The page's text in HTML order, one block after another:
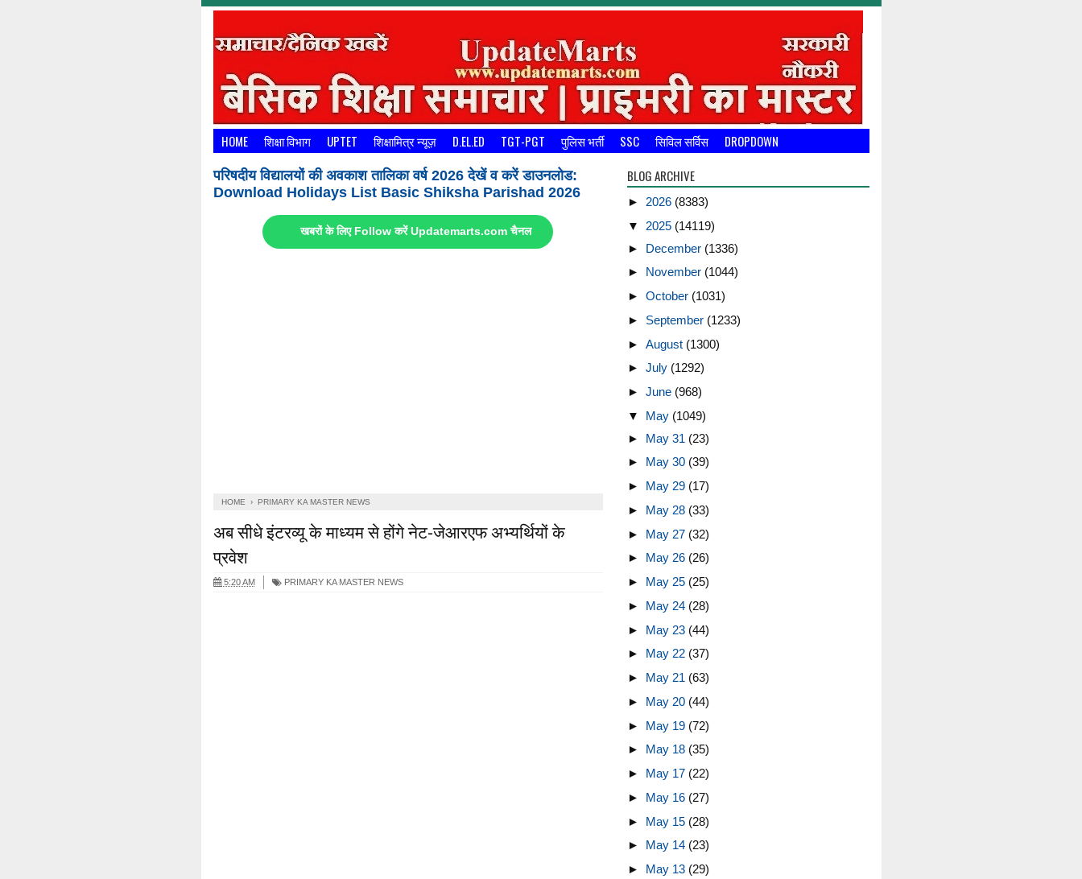
HOME शिक्षा विभाग UPTET शिक्षामित्र न्यूज़ D.EL.ED TGT-PGT पुलिस भर्ती SSC सिविल सर्विस DROPDOWN
परिषदीय विद्यालयों की अवकाश तालिका वर्ष 2026 देखें व करें डाउनलोड:
Download Holidays List Basic Shiksha Parishad 2026
खबरों के लिए Follow करें Updatemarts.com चैनल
HOME › PRIMARY KA MASTER NEWS
अब सीधे इंटरव्यू के माध्यम से होंगे नेट-जेआरएफ अभ्यर्थियों के
प्रवेश
5:20 AM PRIMARY KA MASTER NEWS
BLOG ARCHIVE
► 2026 (8383)
▼ 2025 (14119)
► December (1336)
► November (1044)
► October (1031)
► September (1233)
► August (1300)
► July (1292)
► June (968)
▼ May (1049)
► May 31 (23)
► May 30 (39)
► May 29 (17)
► May 28 (33)
► May 27 (32)
► May 26 (26)
► May 25 (25)
► May 24 (28)
► May 23 (44)
► May 22 (37)
► May 21 (63)
► May 20 (44)
► May 19 (72)
► May 18 (35)
► May 17 (22)
► May 16 (27)
► May 15 (28)
► May 14 (23)
► May 13 (29)